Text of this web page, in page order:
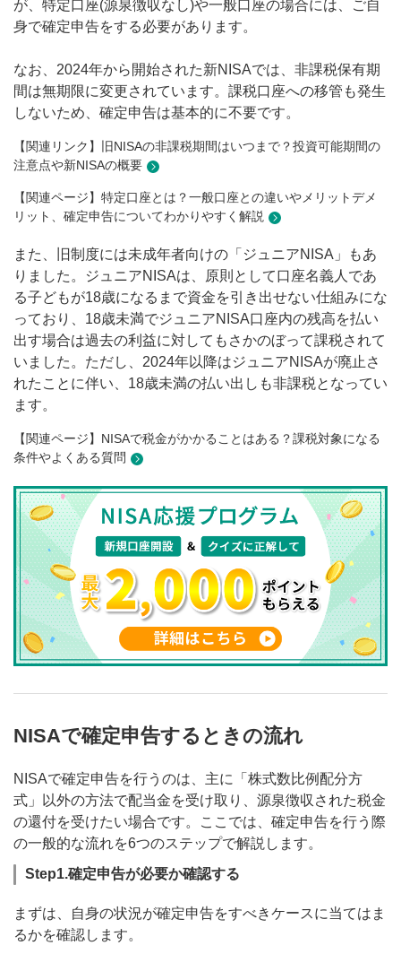
が、特定口座(源泉徴収なし)や一般口座の場合には、ご自
身で確定申告をする必要があります。
なお、2024年から開始された新NISAでは、非課税保有期
間は無期限に変更されています。課税口座への移管も発生
しないため、確定申告は基本的に不要です。
【関連リンク】旧NISAの非課税期間はいつまで？投資可能期間の
注意点や新NISAの概要
【関連ページ】特定口座とは？一般口座との違いやメリットデメ
リット、確定申告についてわかりやすく解説
また、旧制度には未成年者向けの「ジュニアNISA」もあ
りました。ジュニアNISAは、原則として口座名義人であ
る子どもが18歳になるまで資金を引き出せない仕組みにな
っており、18歳未満でジュニアNISA口座内の残高を払い
出す場合は過去の利益に対してもさかのぼって課税されて
いました。ただし、2024年以降はジュニアNISAが廃止さ
れたことに伴い、18歳未満の払い出しも非課税となってい
ます。
【関連ページ】NISAで税金がかかることはある？課税対象になる
条件やよくある質問
NISAで確定申告するときの流れ
NISAで確定申告を行うのは、主に「株式数比例配分方
式」以外の方法で配当金を受け取り、源泉徴収された税金
の還付を受けたい場合です。ここでは、確定申告を行う際
の一般的な流れを6つのステップで解説します。
Step1.確定申告が必要か確認する
まずは、自身の状況が確定申告をすべきケースに当てはま
るかを確認します。